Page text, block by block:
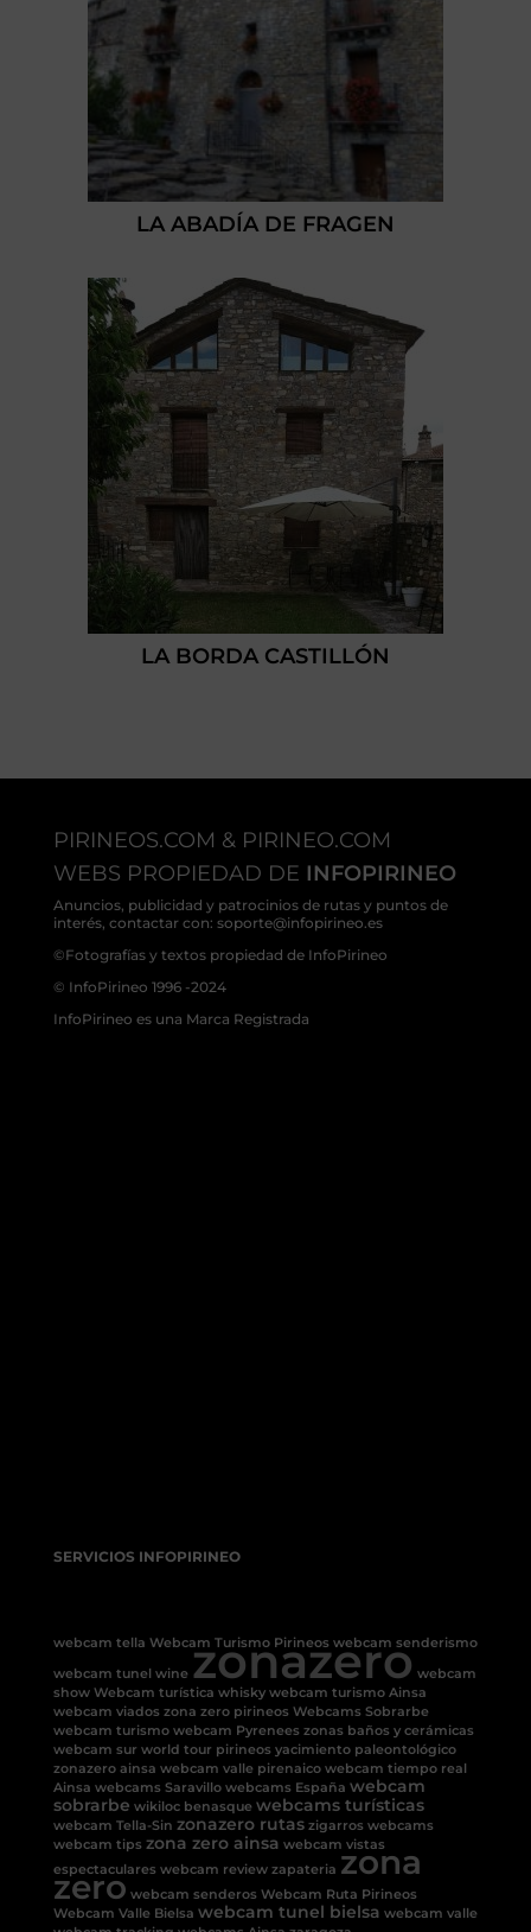
LA ABADÍA DE FRAGEN
LA BORDA CASTILLÓN
PIRINEOS.COM & PIRINEO.COM
WEBS PROPIEDAD DE INFOPIRINEO
Anuncios, publicidad y patrocinios de rutas y puntos de
interés, contactar con: soporte@infopirineo.es
©Fotografías y textos propiedad de InfoPirineo
© InfoPirineo 1996 -2024
InfoPirineo es una Marca Registrada
SERVICIOS INFOPIRINEO
webcam tella Webcam Turismo Pirineos webcam senderismo
webcam tunel wine zonazero webcam
show Webcam turística whisky webcam turismo Ainsa
webcam viados zona zero pirineos Webcams Sobrarbe
webcam turismo webcam Pyrenees zonas baños y cerámicas
webcam sur world tour pirineos yacimiento paleontológico
zonazero ainsa webcam valle pirenaico webcam tiempo real
Ainsa webcams Saravillo webcams España webcam
sobrarbe wikiloc benasque webcams turísticas
webcam Tella-Sin zonazero rutas zigarros webcams
webcam tips zona zero ainsa webcam vistas
espectaculares webcam review zapateria zona
zero webcam senderos Webcam Ruta Pirineos
Webcam Valle Bielsa webcam tunel bielsa webcam valle